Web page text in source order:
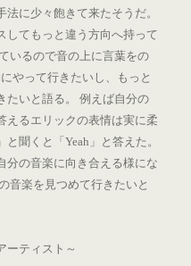
に少々飽きて来たそうだ。
してもっと違う方向へ持って
いるので音の上に言葉をの
やって行きたいし、もっと
たいと語る。 例えば自分の
るエリックの表情は実に柔
聞くと「Yeah」と答えた。
分の音楽に向き合える様にな
音楽を見つめて行きたいと
ーティスト～